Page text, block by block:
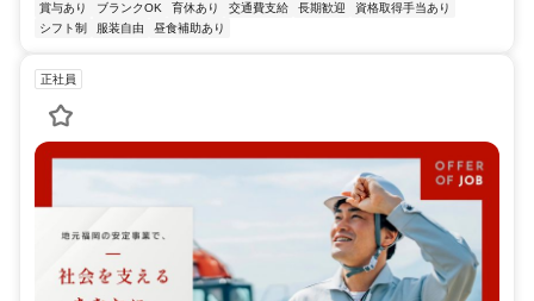
賞与あり
ブランクOK 育休あり 交通費支給 長期歓迎
資格取得手当あり
シフト制
服装自由 昼食補助あり
正社員